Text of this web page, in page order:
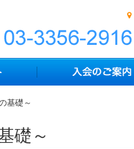
基礎～
礎～